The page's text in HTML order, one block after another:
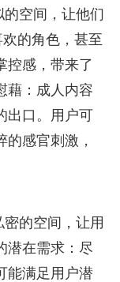
空间，让他们
的角色，甚至
控感，带来了
藉：成人内容
出口。用户可
感官刺激，
的空间，让用
潜在需求：尽
能满足用户潜